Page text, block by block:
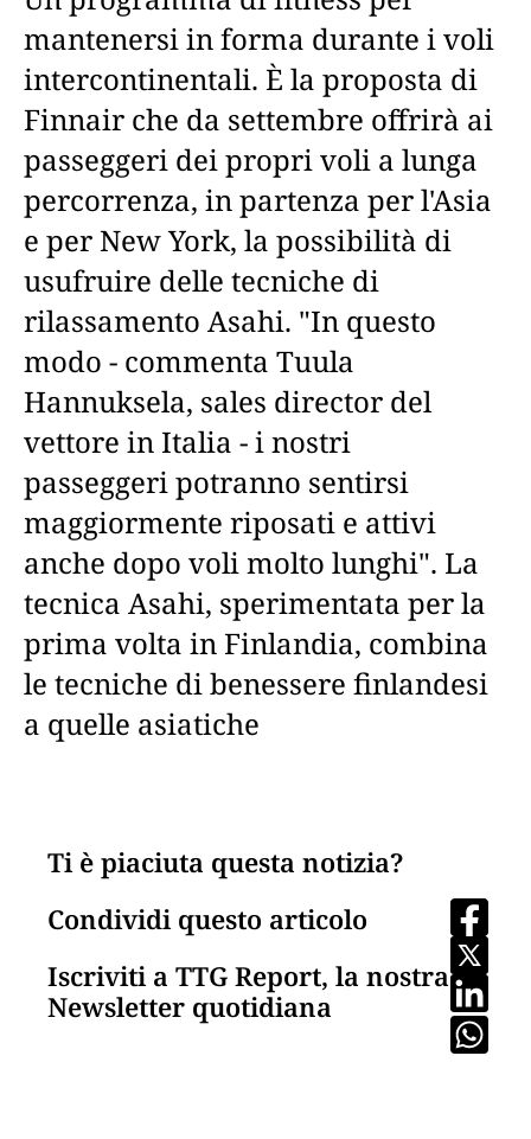
mantenersi in forma durante i voli
intercontinentali. È la proposta di
Finnair che da settembre offrirà ai
passeggeri dei propri voli a lunga
percorrenza, in partenza per l'Asia
e per New York, la possibilità di
usufruire delle tecniche di
rilassamento Asahi. "In questo
modo - commenta Tuula
Hannuksela, sales director del
vettore in Italia - i nostri
passeggeri potranno sentirsi
maggiormente riposati e attivi
anche dopo voli molto lunghi". La
tecnica Asahi, sperimentata per la
prima volta in Finlandia, combina
le tecniche di benessere finlandesi
a quelle asiatiche
Ti è piaciuta questa notizia?
Condividi questo articolo
Iscriviti a TTG Report, la nostra
Newsletter quotidiana